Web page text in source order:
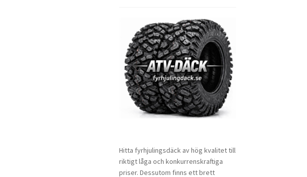
Hitta fyrhjulingsdäck av hög kvalitet till
riktigt låga och konkurrenskraftiga
priser. Dessutom finns ett brett